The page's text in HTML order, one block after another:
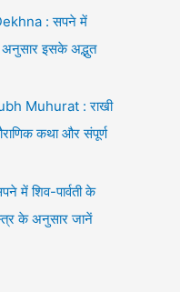
: सपने में
इसके अद्भुत
Muhurat : राखी
कथा और संपूर्ण
शिव-पार्वती के
के अनुसार जानें